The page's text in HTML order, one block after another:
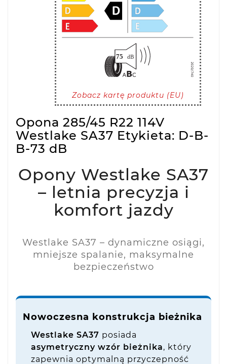
Zobacz kartę produktu (EU)
Opona 285/45 R22 114V
Westlake SA37 Etykieta: D-B-
B-73 dB
Opony Westlake SA37
– letnia precyzja i
komfort jazdy
Westlake SA37 – dynamiczne osiągi,
mniejsze spalanie, maksymalne
bezpieczeństwo
Nowoczesna konstrukcja bieżnika
Westlake SA37 posiada
asymetryczny wzór bieżnika, który
zapewnia optymalną przyczepność